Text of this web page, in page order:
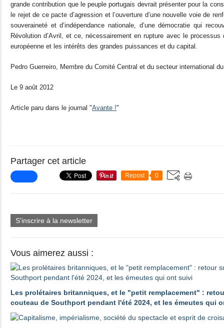
grande contribution que le peuple portugais devrait présenter pour la
le rejet de ce pacte d’agression et l’ouverture d’une nouvelle voie de
souveraineté et d’indépendance nationale, d’une démocratie qui
Révolution d’Avril, et ce, nécessairement en rupture avec le processus
européenne et les intérêts des grandes puissances et du capital.
Pedro Guerreiro, Membre du Comité Central et du secteur international
Le 9 août 2012
Article paru dans le journal "Avante !"
Partager cet article
Repost 0
S'inscrire à la newsletter
Vous aimerez aussi :
Les prolétaires britanniques, et le "petit remplacement" :
couteau de Southport pendant l'été 2024, et les émeutes qui